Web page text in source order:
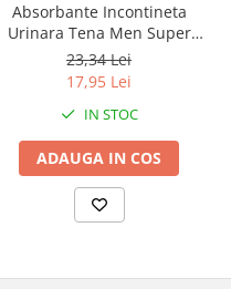
Absorbante Incontineta
Urinara Tena Men Super
Level 3, 8 bucati
23,34 Lei
17,95 Lei
IN STOC
ADAUGA IN COS